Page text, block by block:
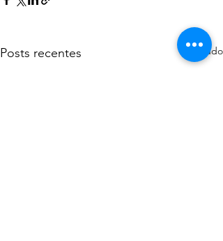
Posts recentes Ver tudo